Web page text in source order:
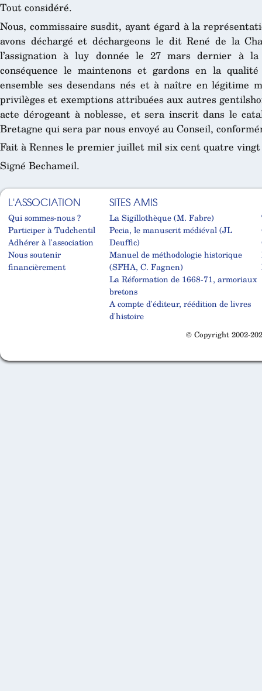
Tout considéré.
Nous, commissaire susdit, ayant égard à la
avons déchargé et déchargeons le dit René de la
l’assignation à luy donnée le 27 mars dernier à
conséquence le maintenons et gardons en la
ensemble ses desendans nés et à naître en légitime
privilèges et exemptions attribuées aux autres
acte dérogeant à noblesse, et sera inscrit dans le
Bretagne qui sera par nous envoyé au Conseil,
Fait à Rennes le premier juillet mil six cent quatre
Signé Bechameil.
L'ASSOCIATION
Qui sommes-nous ?
Participer à Tudchentil
Adhérer à l'association
Nous soutenir
financièrement
SITES AMIS
La Sigillothèque (M. Fabre)
Pecia, le manuscrit médiéval (JL
Deuffic)
Manuel de méthodologie historique
(SFHA, C. Fagnen)
La Réformation de 1668-71, armoriaux
bretons
A compte d'éditeur, réédition de livres
d'histoire
© Copyright 2002-